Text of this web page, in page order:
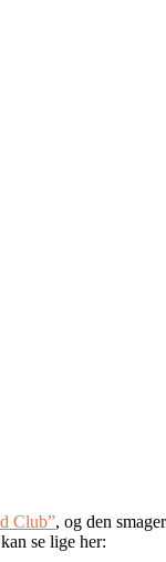
Club”, og den
se lige her: